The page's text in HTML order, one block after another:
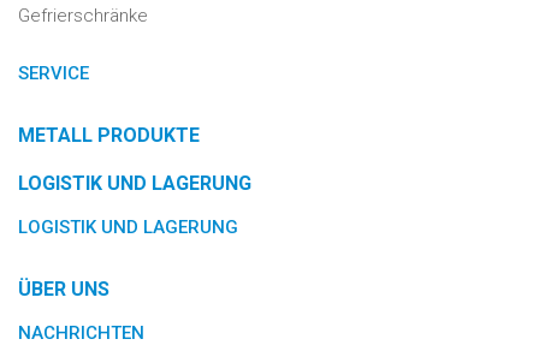
Gefrierschränke
SERVICE
METALL PRODUKTE
LOGISTIK UND LAGERUNG
LOGISTIK UND LAGERUNG
ÜBER UNS
NACHRICHTEN